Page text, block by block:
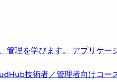
理を学びます。 アプリケー
技術者／管理者向けコー